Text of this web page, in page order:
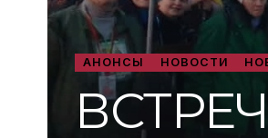
АНОНСЫ НОВОСТИ